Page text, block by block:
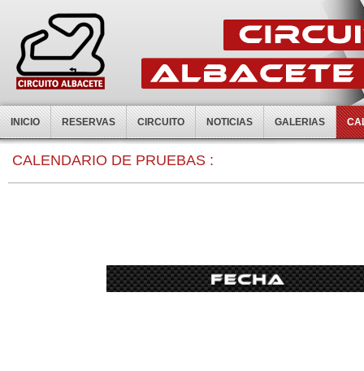
INICIO RESERVAS CIRCUITO NOTICIAS GALERIAS
CALENDARIO DE PRUEBAS :